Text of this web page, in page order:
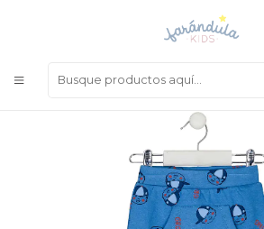
LAS MEJORES PRENDAS A UN